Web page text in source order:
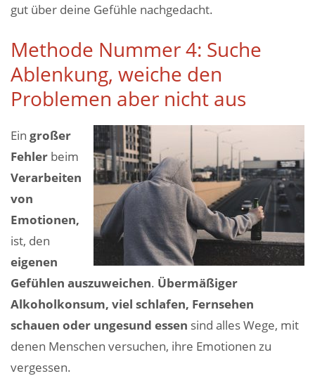
gut über deine Gefühle nachgedacht.
Methode Nummer 4: Suche
Ablenkung, weiche den
Problemen aber nicht aus
Ein großer
Fehler beim
Verarbeiten
von
Emotionen,
ist, den
eigenen
Gefühlen auszuweichen. Übermäßiger
Alkoholkonsum, viel schlafen, Fernsehen
schauen oder ungesund essen sind alles Wege, mit
denen Menschen versuchen, ihre Emotionen zu
vergessen.